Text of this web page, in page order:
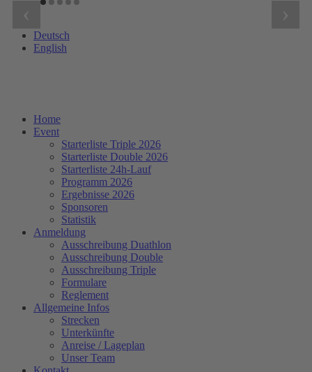
Deutsch
English
Home
Event
Starterliste Triple 2026
Starterliste Double 2026
Starterliste 24h-Lauf
Programm 2026
Ergebnisse 2026
Sponsoren
Statistik
Anmeldung
Ausschreibung Duathlon
Ausschreibung Double
Ausschreibung Triple
Formulare
Reglement
Allgemeine Infos
Strecken
Unterkünfte
Anreise / Lageplan
Unser Team